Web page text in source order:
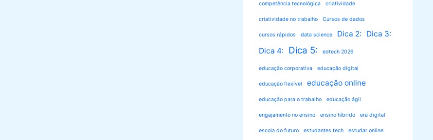
competência tecnológica criatividade
criatividade no trabalho Cursos de dados
cursos rápidos data science Dica 2:
Dica 3:
Dica 4:
Dica 5: edtech 2026
educação corporativa educação digital
educação flexível educação online
educação para o trabalho educação ágil
engajamento no ensino ensino híbrido era digital
escola do futuro estudantes tech estudar online